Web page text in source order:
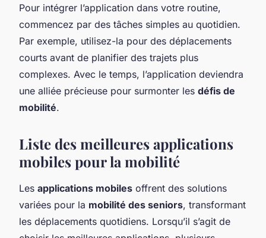
Pour intégrer l’application dans votre routine,
commencez par des tâches simples au quotidien.
Par exemple, utilisez-la pour des déplacements
courts avant de planifier des trajets plus
complexes. Avec le temps, l’application deviendra
une alliée précieuse pour surmonter les défis de
mobilité.
Liste des meilleures applications
mobiles pour la mobilité
Les applications mobiles offrent des solutions
variées pour la mobilité des seniors, transformant
les déplacements quotidiens. Lorsqu’il s’agit de